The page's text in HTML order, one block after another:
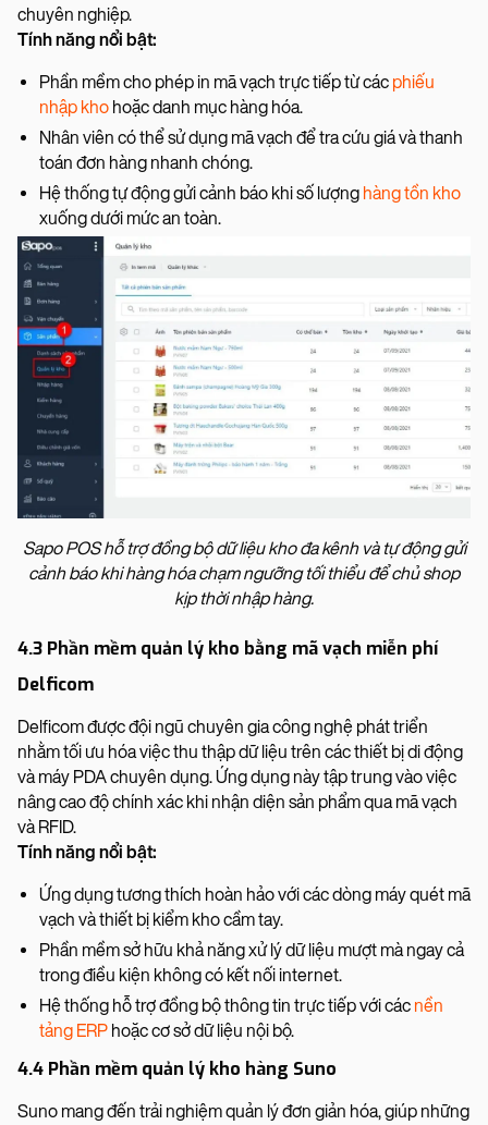
chuyên nghiệp.
Tính năng nổi bật:
Phần mềm cho phép in mã vạch trực tiếp từ các phiếu
nhập kho hoặc danh mục hàng hóa.
Nhân viên có thể sử dụng mã vạch để tra cứu giá và thanh
toán đơn hàng nhanh chóng.
Hệ thống tự động gửi cảnh báo khi số lượng hàng tồn kho
xuống dưới mức an toàn.
Sapo POS hỗ trợ đồng bộ dữ liệu kho đa kênh và tự động gửi
cảnh báo khi hàng hóa chạm ngưỡng tối thiểu để chủ shop
kịp thời nhập hàng.
4.3 Phần mềm quản lý kho bằng mã vạch miễn phí
Delficom
Delficom được đội ngũ chuyên gia công nghệ phát triển
nhằm tối ưu hóa việc thu thập dữ liệu trên các thiết bị di động
và máy PDA chuyên dụng. Ứng dụng này tập trung vào việc
nâng cao độ chính xác khi nhận diện sản phẩm qua mã vạch
và RFID.
Tính năng nổi bật:
Ứng dụng tương thích hoàn hảo với các dòng máy quét mã
vạch và thiết bị kiểm kho cầm tay.
Phần mềm sở hữu khả năng xử lý dữ liệu mượt mà ngay cả
trong điều kiện không có kết nối internet.
Hệ thống hỗ trợ đồng bộ thông tin trực tiếp với các nền
tảng ERP hoặc cơ sở dữ liệu nội bộ.
4.4 Phần mềm quản lý kho hàng Suno
Suno mang đến trải nghiệm quản lý đơn giản hóa, giúp những